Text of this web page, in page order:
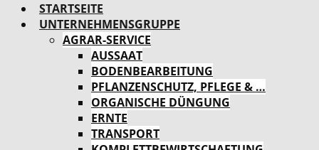
STARTSEITE
UNTERNEHMENSGRUPPE
AGRAR-SERVICE
AUSSAAT
BODENBEARBEITUNG
PFLANZENSCHUTZ, PFLEGE & …
ORGANISCHE DÜNGUNG
ERNTE
TRANSPORT